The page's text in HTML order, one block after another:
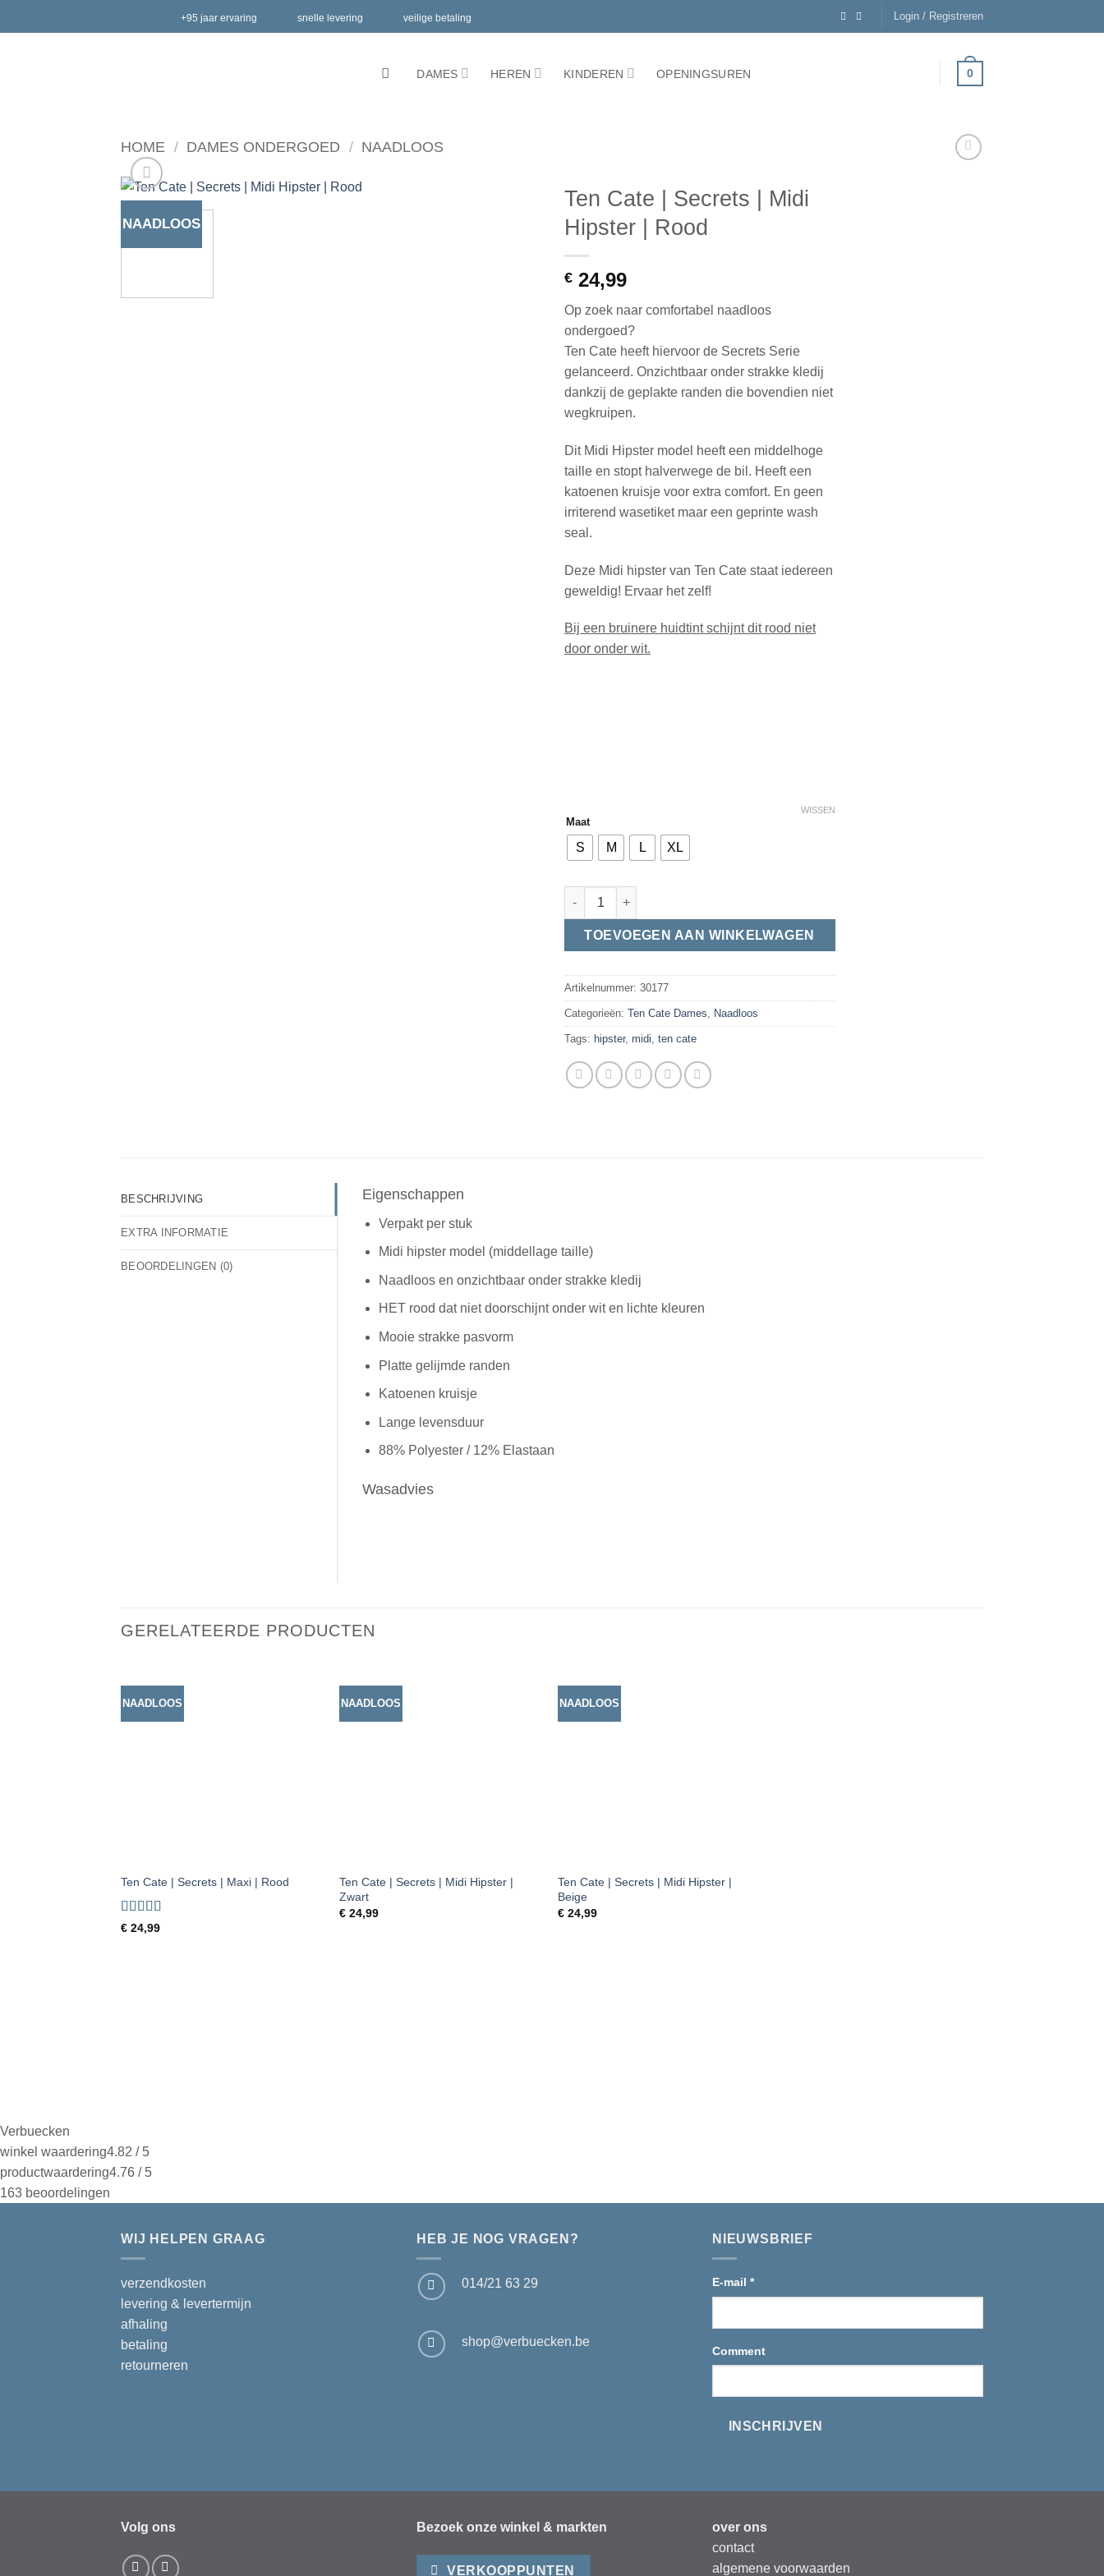
naar
+95 jaar ervaring snelle levering veilige betaling Login / Registreren
DAMES HEREN KINDEREN OPENINGSUREN 0
HOME / DAMES ONDERGOED / NAADLOOS
NAADLOOS
Ten Cate | Secrets | Midi
Hipster | Rood
€ 24,99
Op zoek naar comfortabel naadloos
ondergoed?
Ten Cate heeft hiervoor de Secrets Serie
gelanceerd. Onzichtbaar onder strakke kledij
dankzij de geplakte randen die bovendien niet
wegkruipen.
Dit Midi Hipster model heeft een middelhoge
taille en stopt halverwege de bil. Heeft een
katoenen kruisje voor extra comfort. En geen
irriterend wasetiket maar een geprinte wash
seal.
Deze Midi hipster van Ten Cate staat iedereen
geweldig! Ervaar het zelf!
Bij een bruinere huidtint schijnt dit rood niet
door onder wit.
Maat
S M L XL
WISSEN
Ten Cate | Secrets | Midi Hipster | Rood aantal
TOEVOEGEN AAN WINKELWAGEN
Artikelnummer: 30177
Categorieën: Ten Cate Dames Naadloos
Tags: hipster, midi ten cate
BESCHRIJVING
EXTRA INFORMATIE
BEOORDELINGEN (0)
Eigenschappen
Verpakt per stuk
Midi hipster model (middellage taille)
Naadloos en onzichtbaar onder strakke kledij
HET rood dat niet doorschijnt onder wit en lichte kleuren
Mooie strakke pasvorm
Platte gelijmde randen
Katoenen kruisje
Lange levensduur
88% Polyester / 12% Elastaan
Wasadvies
GERELATEERDE PRODUCTEN
NAADLOOS
Ten Cate | Secrets | Maxi | Rood
Gewaardeerd
€24,99
NAADLOOS
Ten Cate | Secrets | Midi Hipster |
Zwart
€ 24,99
NAADLOOS
Ten Cate | Secrets | Midi Hipster |
Beige
€ 24,99
Verbuecken
winkel waardering4.82 / 5
productwaardering4.76 / 5
163 beoordelingen
WIJ HELPEN GRAAG
verzendkosten
levering & levertermijn
afhaling
betaling
retourneren
HEB JE NOG VRAGEN?
014/21 63 29
shop@verbuecken.be
NIEUWSBRIEF
E-mail *
Comment
INSCHRIJVEN
Volg ons Bezoek onze winkel & markten
VERKOOPPUNTEN
over ons
contact
algemene voorwaarden